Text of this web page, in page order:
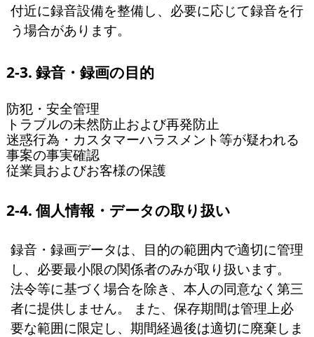
付近に録音設備を整備し、必要に応じて録音を行
う場合があります。
2-3. 録音・録画の目的
防犯・安全管理
トラブルの未然防止および再発防止
迷惑行為・カスタマーハラスメント等が疑われる
事案の事実確認
従業員およびお客様の保護
2-4. 個人情報・データの取り扱い
録音・録画データは、目的の範囲内で適切に管理
し、必要最小限の関係者のみが取り扱います。
法令等に基づく場合を除き、本人の同意なく第三
者に提供しません。 また、保存期間は管理上必
要な範囲に限定し、期間経過後は適切に廃棄しま